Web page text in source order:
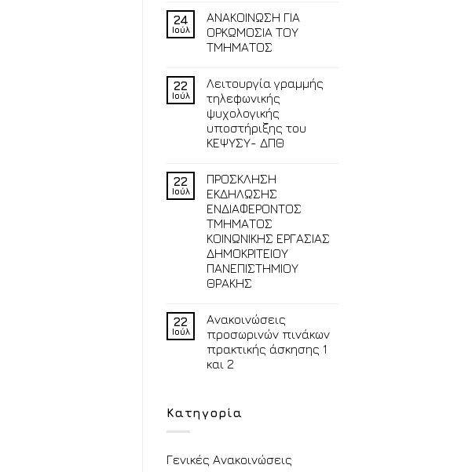
24
Ιούλ
ΑΝΑΚΟΙΝΩΣΗ ΓΙΑ
ΟΡΚΩΜΟΣΙΑ ΤΟΥ
ΤΜΗΜΑΤΟΣ
22
Ιούλ
Λειτουργία γραμμής
τηλεφωνικής
ψυχολογικής
υποστήριξης του
ΚΕΨΥΣΥ- ΔΠΘ
22
Ιούλ
ΠΡΟΣΚΛΗΣΗ
ΕΚΔΗΛΩΣΗΣ
ΕΝΔΙΑΦΕΡΟΝΤΟΣ
ΤΜΗΜΑΤΟΣ
ΚΟΙΝΩΝΙΚΗΣ ΕΡΓΑΣΙΑΣ
ΔΗΜΟΚΡΙΤΕΙΟΥ
ΠΑΝΕΠΙΣΤΗΜΙΟΥ
ΘΡΑΚΗΣ
22
Ιούλ
Ανακοινώσεις
προσωρινών πινάκων
πρακτικής άσκησης 1
και 2
Κατηγορία
Γενικές Ανακοινώσεις